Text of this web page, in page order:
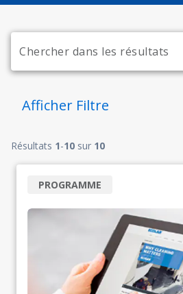
Afficher Filtre
Résultats 1-10 sur 10
PROGRAMME